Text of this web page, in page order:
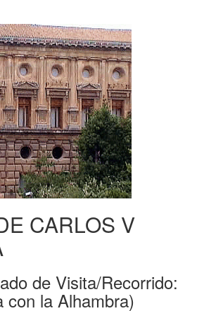
CARLOS V
de Visita/Recorrido:
con la Alhambra)